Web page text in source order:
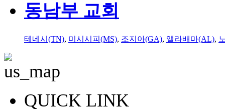
동남부 교회
테네시(TN), 미시시피(MS), 조지아(GA), 앨라배마(AL),
QUICK LINK